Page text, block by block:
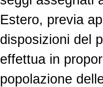
Estero, previa
disposizioni del
effettua in
popolazione